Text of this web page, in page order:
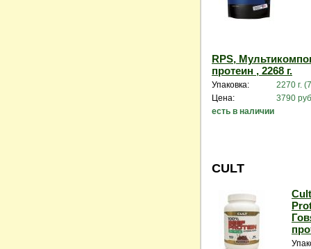
RPS,
протеин , 2268 г.
Упаковка:
2270 г.
Цена:
3790
есть в наличии
CULT